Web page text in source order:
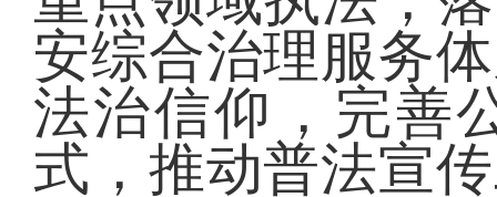
安综合治理服务
法治信仰，完善
式，推动普法宣